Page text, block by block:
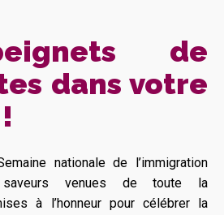
de
dans votre
nationale de l’immigration
saveurs venues de toute la
à l’honneur pour célébrer la